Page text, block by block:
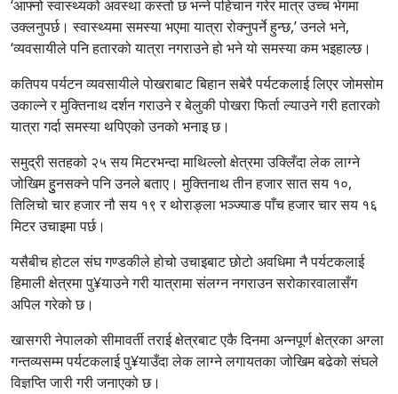
‘आफ्नो स्वास्थ्यको अवस्था कस्तो छ भन्ने पहिचान गरेर मात्र उच्च भेगमा
उक्लनुपर्छ। स्वास्थ्यमा समस्या भएमा यात्रा रोक्नुपर्ने हुन्छ,’ उनले भने,
‘व्यवसायीले पनि हतारको यात्रा नगराउने हो भने यो समस्या कम भइहाल्छ।
कतिपय पर्यटन व्यवसायीले पोखराबाट बिहान सबेरै पर्यटकलाई लिएर जोमसोम
उकाल्ने र मुक्तिनाथ दर्शन गराउने र बेलुकी पोखरा फिर्ता ल्याउने गरी हतारको
यात्रा गर्दा समस्या थपिएको उनको भनाइ छ।
समुद्री सतहको २५ सय मिटरभन्दा माथिल्लो क्षेत्रमा उक्लिँदा लेक लाग्ने
जोखिम हुुनसक्ने पनि उनले बताए। मुक्तिनाथ तीन हजार सात सय १०,
तिलिचो चार हजार नौ सय १९ र थोराङ्ला भञ्ज्याङ पाँच हजार चार सय १६
मिटर उचाइमा पर्छ।
यसैबीच होटल संघ गण्डकीले होचो उचाइबाट छोटो अवधिमा नै पर्यटकलाई
हिमाली क्षेत्रमा पु¥याउने गरी यात्रामा संलग्न नगराउन सरोकारवालासँग
अपिल गरेको छ।
खासगरी नेपालको सीमावर्ती तराई क्षेत्रबाट एकै दिनमा अन्नपूर्ण क्षेत्रका अग्ला
गन्तव्यसम्म पर्यटकलाई पु¥याउँदा लेक लाग्ने लगायतका जोखिम बढेको संघले
विज्ञप्ति जारी गरी जनाएको छ।